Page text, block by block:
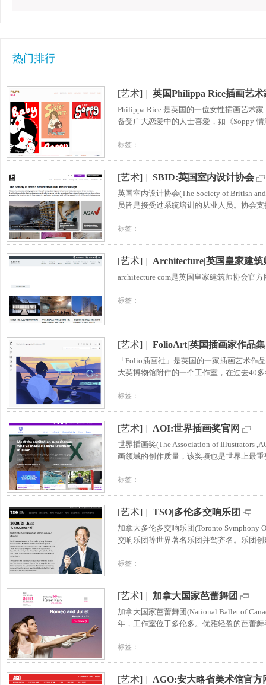
热门排行
[艺术] | 英国Philippa Rice插画艺术
Philippa Rice 是英国的一位女性插画艺术
备受广大恋爱中的人士喜爱，如《Soppy-
标签：
[艺术] | SBID:英国室内设计协会
英国室内设计协会(The Society of British
员皆是接受过系统培训的从业人员。协会
标签：
[艺术] | Architecture|英国皇家建筑
architecture com是英国皇家建筑师协会官
标签：
[艺术] | FolioArt|英国插画家作品集
「Folio插画社」是英国的一家插画艺术作
大英博物馆附件的一个工作室，在过去40
标签：
[艺术] | AOI:世界插画奖官网
世界插画奖(The Association of Illustrators
画领域的创作质量，该奖项也是世界上最
标签：
[艺术] | TSO|多伦多交响乐团
加拿大多伦多交响乐团(Toronto Symphony
交响乐团等世界著名乐团并驾齐名。乐团
标签：
[艺术] | 加拿大国家芭蕾舞团
加拿大国家芭蕾舞团(National Ballet of
年，工作室位于多伦多。优雅轻盈的芭蕾
标签：
[艺术] | AGO:安大略省美术馆官方